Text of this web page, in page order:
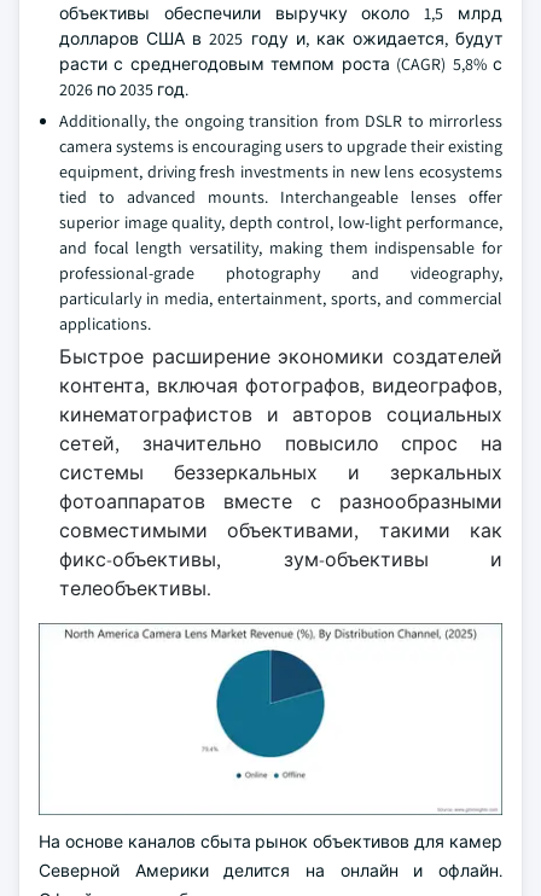
объективы обеспечили выручку около 1,5 млрд
долларов США в 2025 году и, как ожидается, будут
расти с среднегодовым темпом роста (CAGR) 5,8% с
2026 по 2035 год.
Additionally, the ongoing transition from DSLR to mirrorless
camera systems is encouraging users to upgrade their existing
equipment, driving fresh investments in new lens ecosystems
tied to advanced mounts. Interchangeable lenses offer
superior image quality, depth control, low-light performance,
and focal length versatility, making them indispensable for
professional-grade photography and videography,
particularly in media, entertainment, sports, and commercial
applications.
Быстрое расширение экономики создателей
контента, включая фотографов, видеографов,
кинематографистов и авторов социальных
сетей, значительно повысило спрос на
системы беззеркальных и зеркальных
фотоаппаратов вместе с разнообразными
совместимыми объективами, такими как
фикс-объективы, зум-объективы и
телеобъективы.
На основе каналов сбыта рынок объективов для камер
Северной Америки делится на онлайн и офлайн.